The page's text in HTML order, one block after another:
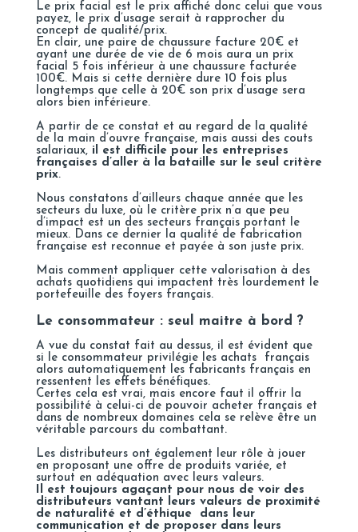
Le prix facial est le prix affiché donc celui que vous
payez, le prix d’usage serait à rapprocher du
concept de qualité/prix.
En clair, une paire de chaussure facture 20€ et
ayant une durée de vie de 6 mois aura un prix
facial 5 fois inférieur à une chaussure facturée
100€. Mais si cette dernière dure 10 fois plus
longtemps que celle à 20€ son prix d’usage sera
alors bien inférieure.
A partir de ce constat et au regard de la qualité
de la main d’ouvre française, mais aussi des couts
salariaux, il est difficile pour les entreprises
françaises d’aller à la bataille sur le seul critère
prix.
Nous constatons d’ailleurs chaque année que les
secteurs du luxe, où le critère prix n’a que peu
d’impact est un des secteurs français portant le
mieux. Dans ce dernier la qualité de fabrication
française est reconnue et payée à son juste prix.
Mais comment appliquer cette valorisation à des
achats quotidiens qui impactent très lourdement le
portefeuille des foyers français.
Le consommateur : seul maitre à bord ?
A vue du constat fait au dessus, il est évident que
si le consommateur privilégie les achats français
alors automatiquement les fabricants français en
ressentent les effets bénéfiques.
Certes cela est vrai, mais encore faut il offrir la
possibilité à celui-ci de pouvoir acheter français et
dans de nombreux domaines cela se relève être un
véritable parcours du combattant.
Les distributeurs ont également leur rôle à jouer
en proposant une offre de produits variée, et
surtout en adéquation avec leurs valeurs.
Il est toujours agaçant pour nous de voir des
distributeurs vantant leurs valeurs de proximité
de naturalité et d’éthique dans leur
communication et de proposer dans leurs